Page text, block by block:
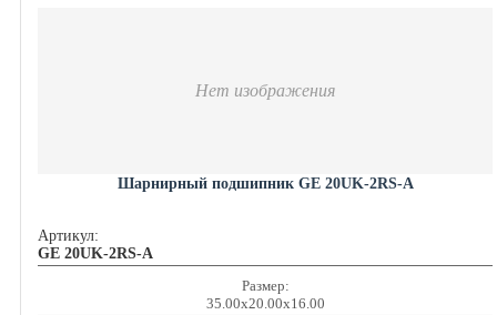
Нет изображения
Шарнирный подшипник GE 20UK-2RS-A
Артикул:
GE 20UK-2RS-A
Размер:
35.00x20.00x16.00